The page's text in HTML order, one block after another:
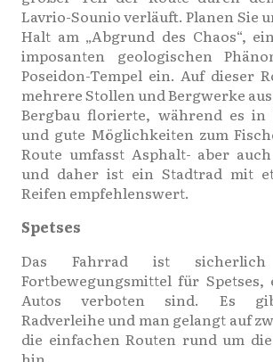
Lavrio-Sounio verläuft. Planen Sie
Halt am „Abgrund des Chaos“,
imposanten geologischen
Poseidon-Tempel ein. Auf dieser
mehrere Stollen und Bergwerke
Bergbau florierte, während es in
und gute Möglichkeiten zum
Route umfasst Asphalt- aber
und daher ist ein Stadtrad mit
Reifen empfehlenswert.
Spetses
Das Fahrrad ist
Fortbewegungsmittel für
Autos verboten sind. Es
Radverleihe und man gelangt auf
die einfachen Routen rund um